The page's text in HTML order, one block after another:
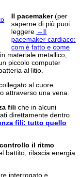
Il pacemaker(per
saperne di più puoi
leggere →Il
pacemaker cardiaco:
com’è fatto e come
materiale metallico,
piccolo computer
al litio.
al cuore
attraverso una vena.
fili che in alcuni
direttamente dentro
fili: tutto quello
il ritmo
battito, rilascia energia
interrogato e